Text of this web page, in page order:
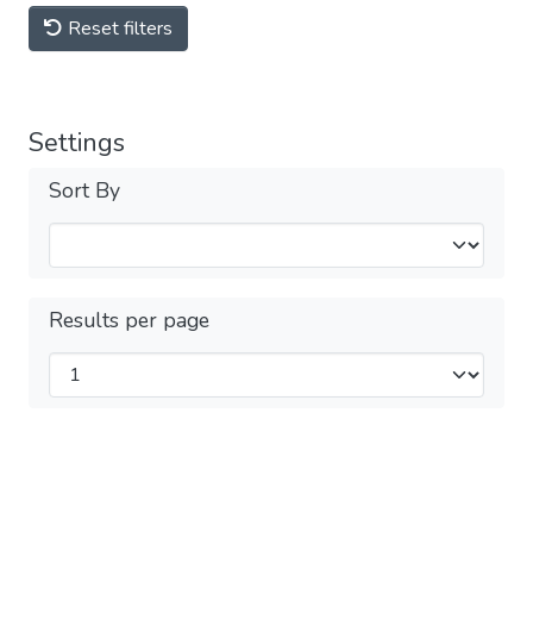
Reset filters
Settings
Sort By
Results per page